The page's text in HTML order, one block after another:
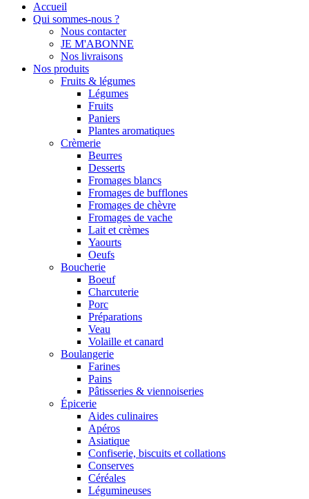
Accueil
Qui sommes-nous ?
Nous contacter
JE M'ABONNE
Nos livraisons
Nos produits
Fruits & légumes
Légumes
Fruits
Paniers
Plantes aromatiques
Crèmerie
Beurres
Desserts
Fromages blancs
Fromages de bufflones
Fromages de chèvre
Fromages de vache
Lait et crèmes
Yaourts
Oeufs
Boucherie
Boeuf
Charcuterie
Porc
Préparations
Veau
Volaille et canard
Boulangerie
Farines
Pains
Pâtisseries & viennoiseries
Épicerie
Aides culinaires
Apéros
Asiatique
Confiserie, biscuits et collations
Conserves
Céréales
Légumineuses